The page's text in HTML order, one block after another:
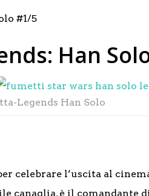
#1/5
Han
Legends Han Solo
celebrare l’uscita al
canaglia, è il comandante